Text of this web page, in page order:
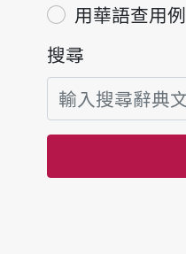
用華語查用例
搜尋